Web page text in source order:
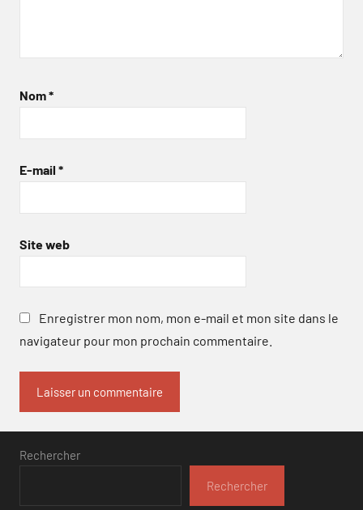
Nom*
E-mail *
Site web
Enregistrer mon nom, mon e-mail et mon site dans le
navigateur pour mon prochain commentaire.
Rechercher
Rechercher